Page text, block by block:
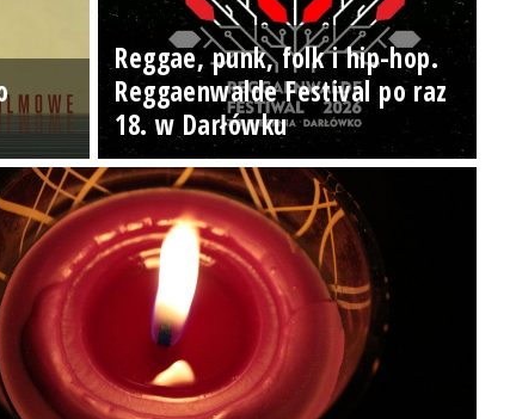
Reggae, punk, folk i hip-hop.
Reggaenwalde Festival po raz
18. w Darłówku